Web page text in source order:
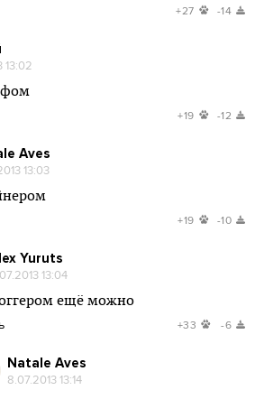
+27 -14
13:02
+19 -12
Aves
13:03
+19 -10
Yuruts
13:04
ещё можно
+33 -6
Natale Aves
8.07.2013 13:14